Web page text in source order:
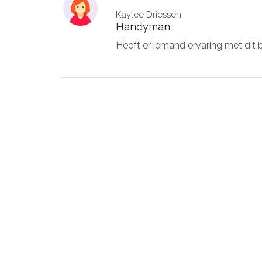
Kaylee Driessen
Handyman
Heeft er iemand ervaring met dit